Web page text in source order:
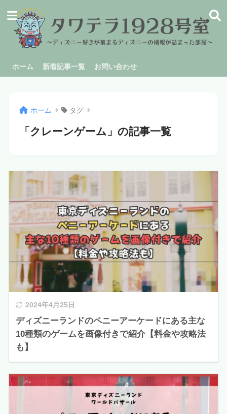
ホーム 新着記事一覧 お問い合わせ
ホーム タグ
「クレーンゲーム」の記事一覧
2024年4月25日
ディズニーランドのペニーアーケードにある主な
10種類のゲームを画像付きで紹介【料金や攻略法
も】